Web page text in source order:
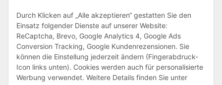
Durch Klicken auf „Alle akzeptieren“ gestatten Sie den
Einsatz folgender Dienste auf unserer Website:
ReCaptcha, Brevo, Google Analytics 4, Google Ads
Conversion Tracking, Google Kundenrezensionen. Sie
können die Einstellung jederzeit ändern (Fingerabdruck-
Icon links unten). Cookies werden auch für personalisierte
Werbung verwendet. Weitere Details finden Sie unter